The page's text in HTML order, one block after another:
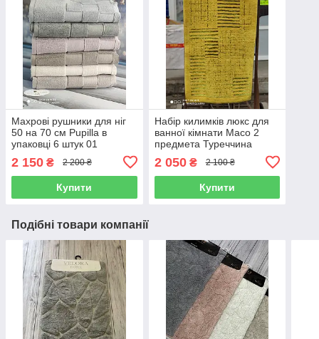
Махрові рушники для ніг
50 на 70 см Pupilla в
упаковці 6 штук 01
2 150 ₴ 2 200 ₴
Купити
Набір килимків люкс для
ванної кімнати Масо 2
предмета Туреччина
2 050₴ 2 100 ₴
Купити
Подібні товари компанії